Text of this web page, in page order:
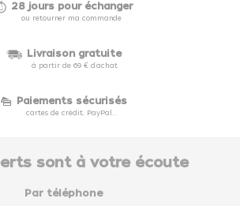
28 jours pour échanger
ou retourner ma commande
Livraison gratuite
à partir de 69 € d'achat
Paiements sécurisés
cartes de crédit, PayPal...
sont à votre écoute
Par téléphone